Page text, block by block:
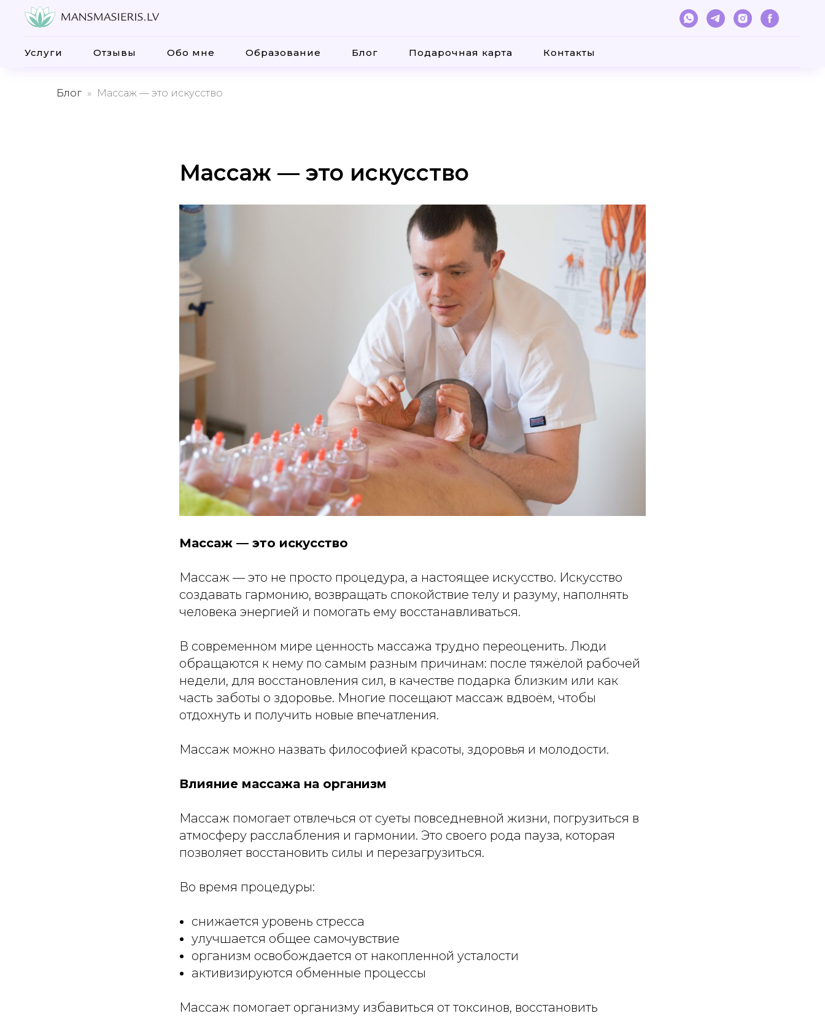
Услуги Отзывы Обо мне Образование Блог Подарочная карта Контакты
Блог Массаж — это искусство
Массаж — это искусство
Массаж — это искусство
Массаж — это не просто процедура, а настоящее искусство. Искусство
создавать гармонию, возвращать спокойствие телу и разуму, наполнять
человека энергией и помогать ему восстанавливаться.
В современном мире ценность массажа трудно переоценить. Люди
обращаются к нему по самым разным причинам: после тяжёлой рабочей
недели, для восстановления сил, в качестве подарка близким или как
часть заботы о здоровье. Многие посещают массаж вдвоём, чтобы
отдохнуть и получить новые впечатления.
Массаж можно назвать философией красоты, здоровья и молодости.
Влияние массажа на организм
Массаж помогает отвлечься от суеты повседневной жизни, погрузиться в
атмосферу расслабления и гармонии. Это своего рода пауза, которая
позволяет восстановить силы и перезагрузиться.
Во время процедуры:
снижается уровень стресса
улучшается общее самочувствие
организм освобождается от накопленной усталости
активизируются обменные процессы
Массаж помогает организму избавиться от токсинов, восстановить